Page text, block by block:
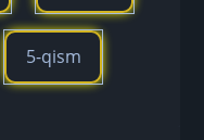
5-qism